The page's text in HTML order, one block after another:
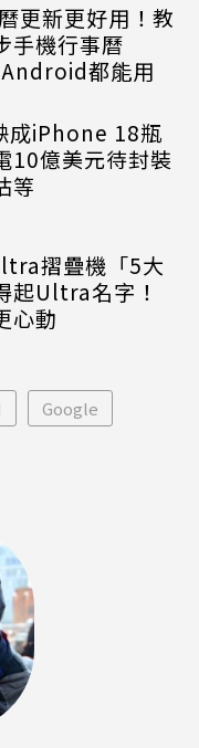
更新更好用！教
手機行事曆
都能用
成iPhone 18瓶
10億美元待封裝
等
摺疊機「5大
起Ultra名字！
心動
Google